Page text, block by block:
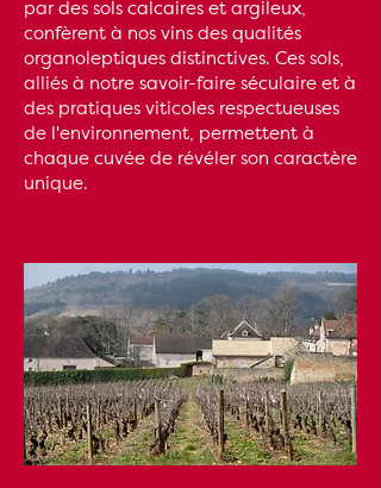
par des sols calcaires et argileux,
confèrent à nos vins des qualités
organoleptiques distinctives. Ces sols,
alliés à notre savoir-faire séculaire et à
des pratiques viticoles respectueuses
de l'environnement, permettent à
chaque cuvée de révéler son caractère
unique.